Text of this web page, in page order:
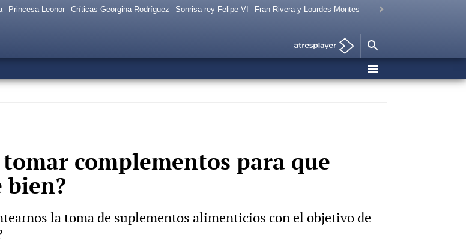
Princesa Leonor Críticas Georgina Rodríguez Sonrisa rey Felipe VI Fran Rivera y Lourdes Montes
complementos para que
la toma de suplementos alimenticios con el objetivo de